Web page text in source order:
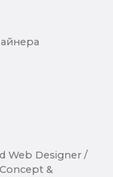
Web Designer /
&